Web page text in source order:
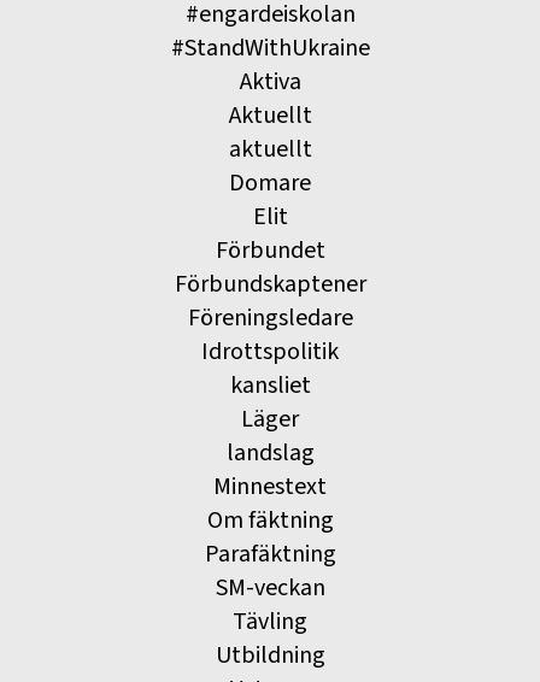
#engardeiskolan
#StandWithUkraine
Aktiva
Aktuellt
aktuellt
Domare
Elit
Förbundet
Förbundskaptener
Föreningsledare
Idrottspolitik
kansliet
Läger
landslag
Minnestext
Om fäktning
Parafäktning
SM-veckan
Tävling
Utbildning